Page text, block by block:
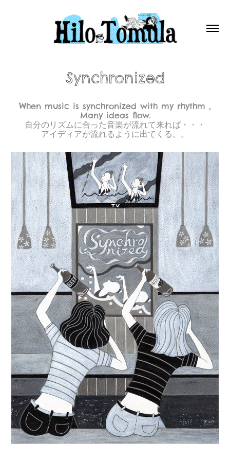
Synchronized
When music is synchronized with my rhythm ,
Many ideas flow.
自分のリズムに合った音楽が流れて来れば・・・
アイディアが流れるように出てくる。。